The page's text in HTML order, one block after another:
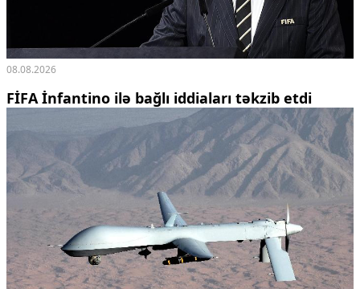
08.08.2026
FİFA İnfantino ilə bağlı iddiaları təkzib etdi